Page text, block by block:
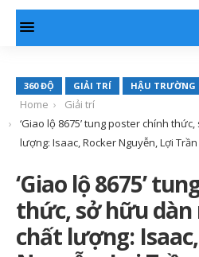
360 ĐỘ GIẢI TRÍ HẬU TRƯỜNG
Home
Giải trí
‘Giao lộ 8675’ tung poster chính
lượng: Isaac, Rocker Nguyễn, Lợi Trần
‘Giao lộ 8675’
thức, sở hữu
chất lượng: